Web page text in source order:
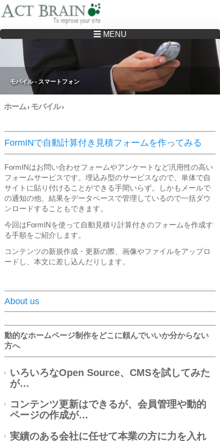
Drupalサイトの制作・保守をどこに頼んでいいか分からない方へ…まずはご相談く
☰ MENU
モバイル - スマートフォン
ホーム› モバイル›
FormINで自動計算付き見積フォームを作ってみる
FormINはお問い合わせフォームやアンケートなど汎用性の高い
フォームサービスです。埋込み型のサービスなので、単体で自
サイトに貼り付けることができる手間いらず。しかもメールで
の通知の他、結果をデータベースで管理しているので一括ダウ
ンロードすることもできます。
今回はFormINを使って自動見積り計算付きのフォームを作成す
る手順をご紹介します。
コンテンツの新規作成・更新の際、画像やファイルをアップロ
ードし、本文に差し込んだりします。
About us
動的なホームページ制作をどこに頼んでいいか分からない
方へ
いろいろなOpen Source、CMSを試してみた
が…
コンテンツ更新はできるが、会員管理や動的
ページの作成が…
実績のある会社に任せて本業の方に力を入れ